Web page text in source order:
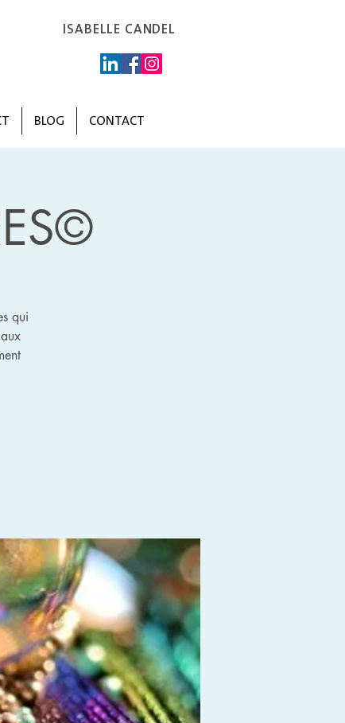
ISABELLE CANDEL
BLOG CONTACT
qui